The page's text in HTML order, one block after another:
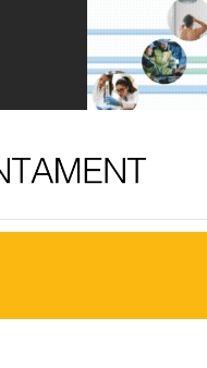
un espai de memòria